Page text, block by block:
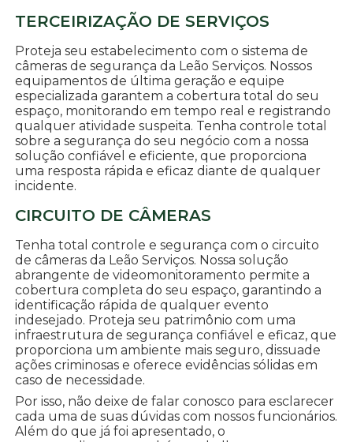
TERCEIRIZAÇÃO DE SERVIÇOS
Proteja seu estabelecimento com o sistema de
câmeras de segurança da Leão Serviços. Nossos
equipamentos de última geração e equipe
especializada garantem a cobertura total do seu
espaço, monitorando em tempo real e registrando
qualquer atividade suspeita. Tenha controle total
sobre a segurança do seu negócio com a nossa
solução confiável e eficiente, que proporciona
uma resposta rápida e eficaz diante de qualquer
incidente.
CIRCUITO DE CÂMERAS
Tenha total controle e segurança com o circuito
de câmeras da Leão Serviços. Nossa solução
abrangente de videomonitoramento permite a
cobertura completa do seu espaço, garantindo a
identificação rápida de qualquer evento
indesejado. Proteja seu patrimônio com uma
infraestrutura de segurança confiável e eficaz, que
proporciona um ambiente mais seguro, dissuade
ações criminosas e oferece evidências sólidas em
caso de necessidade.
Por isso, não deixe de falar conosco para esclarecer
cada uma de suas dúvidas com nossos funcionários.
Além do que já foi apresentado, o